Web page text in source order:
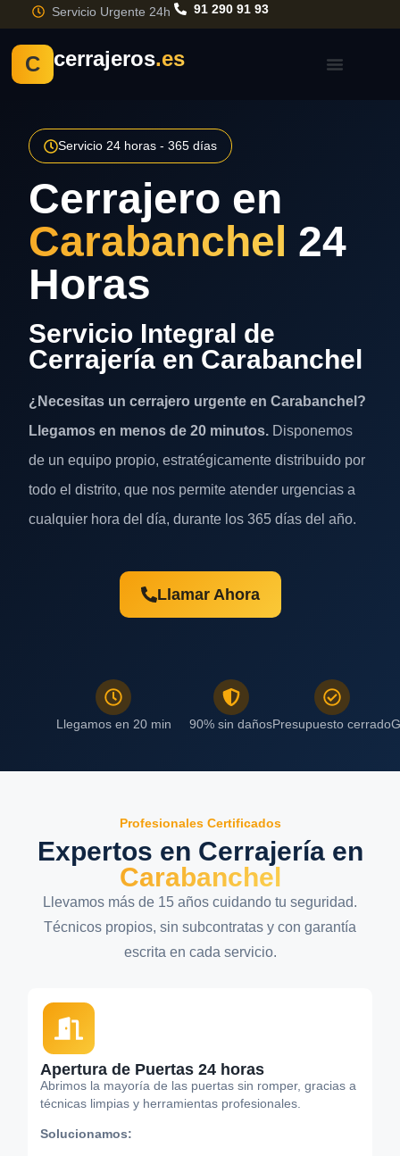
Servicio Urgente 24h 91 290 91 93
C cerrajeros.es
Servicio 24 horas - 365 días
Cerrajero en
Carabanchel 24
Horas
Servicio Integral de
Cerrajería en Carabanchel
¿Necesitas un cerrajero urgente en Carabanchel?
Llegamos en menos de 20 minutos. Disponemos
de un equipo propio, estratégicamente distribuido por
todo el distrito, que nos permite atender urgencias a
cualquier hora del día, durante los 365 días del año.
Llamar Ahora
Llegamos en 20 min 90% sin dañosPresupuesto cerrado
Profesionales Certificados
Expertos en Cerrajería en
Carabanchel
Llevamos más de 15 años cuidando tu seguridad.
Técnicos propios, sin subcontratas y con garantía
escrita en cada servicio.
Apertura de Puertas 24 horas
Abrimos la mayoría de las puertas sin romper, gracias a
técnicas limpias y herramientas profesionales.
Solucionamos: